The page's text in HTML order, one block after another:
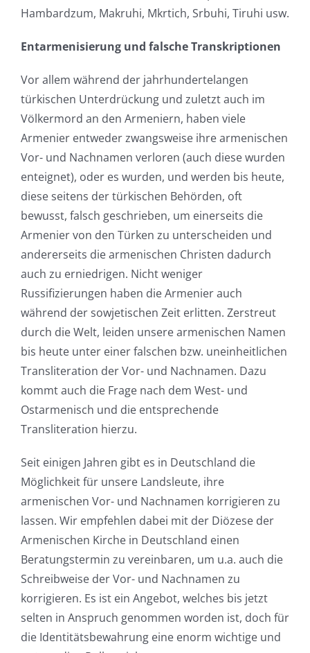
Hambardzum, Makruhi, Mkrtich, Srbuhi, Tiruhi usw.
Entarmenisierung und falsche Transkriptionen
Vor allem während der jahrhundertelangen
türkischen Unterdrückung und zuletzt auch im
Völkermord an den Armeniern, haben viele
Armenier entweder zwangsweise ihre armenischen
Vor- und Nachnamen verloren (auch diese wurden
enteignet), oder es wurden, und werden bis heute,
diese seitens der türkischen Behörden, oft
bewusst, falsch geschrieben, um einerseits die
Armenier von den Türken zu unterscheiden und
andererseits die armenischen Christen dadurch
auch zu erniedrigen. Nicht weniger
Russifizierungen haben die Armenier auch
während der sowjetischen Zeit erlitten. Zerstreut
durch die Welt, leiden unsere armenischen Namen
bis heute unter einer falschen bzw. uneinheitlichen
Transliteration der Vor- und Nachnamen. Dazu
kommt auch die Frage nach dem West- und
Ostarmenisch und die entsprechende
Transliteration hierzu.
Seit einigen Jahren gibt es in Deutschland die
Möglichkeit für unsere Landsleute, ihre
armenischen Vor- und Nachnamen korrigieren zu
lassen. Wir empfehlen dabei mit der Diözese der
Armenischen Kirche in Deutschland einen
Beratungstermin zu vereinbaren, um u.a. auch die
Schreibweise der Vor- und Nachnamen zu
korrigieren. Es ist ein Angebot, welches bis jetzt
selten in Anspruch genommen worden ist, doch für
die Identitätsbewahrung eine enorm wichtige und